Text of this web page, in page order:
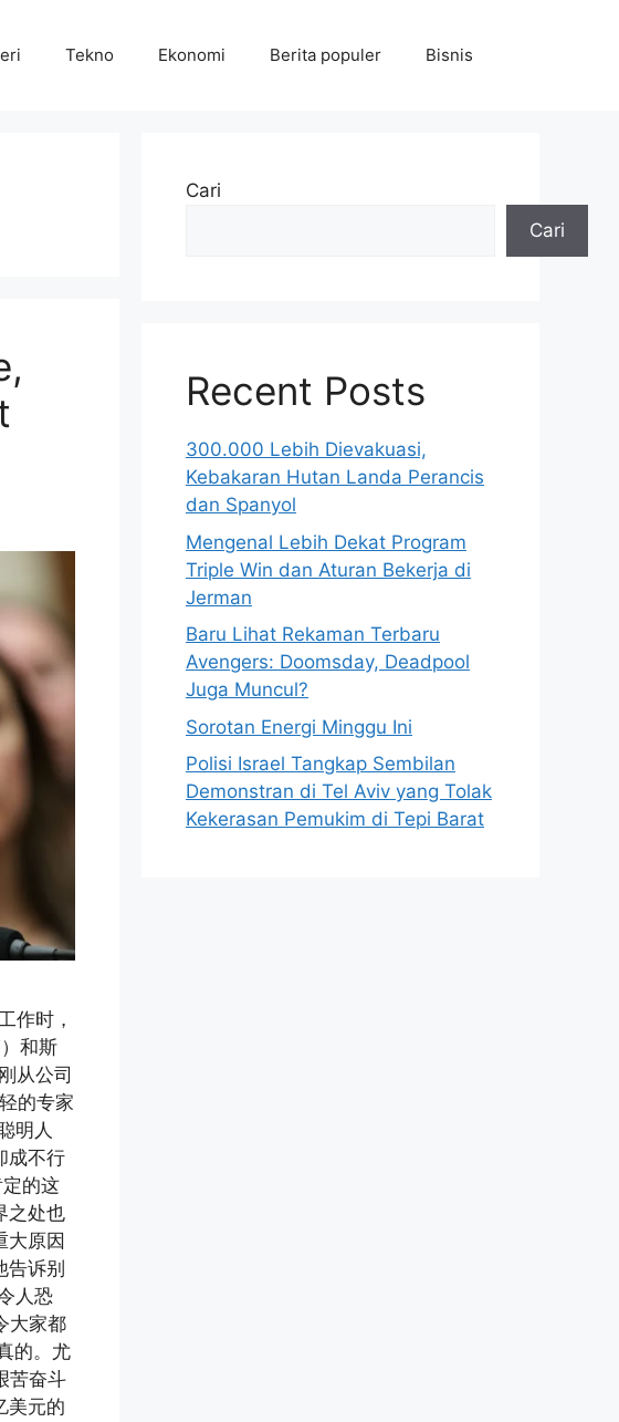
Tekno Ekonomi Berita populer Bisnis
作时，
和斯
从公司
的专家
明人
成不行
的这
之处也
大原因
告诉别
人恐
大家都
的。尤
苦奋斗
美元的
Cari
Cari
Recent Posts
300.000 Lebih Dievakuasi,
Kebakaran Hutan Landa Perancis
dan Spanyol
Mengenal Lebih Dekat Program
Triple Win dan Aturan Bekerja di
Jerman
Baru Lihat Rekaman Terbaru
Avengers: Doomsday, Deadpool
Juga Muncul?
Sorotan Energi Minggu Ini
Polisi Israel Tangkap Sembilan
Demonstran di Tel Aviv yang Tolak
Kekerasan Pemukim di Tepi Barat